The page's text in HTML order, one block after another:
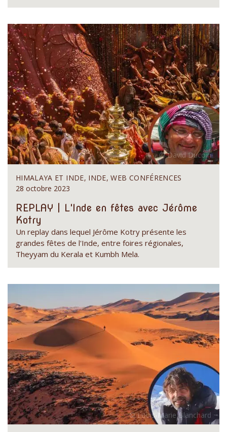
HIMALAYA ET INDE, INDE, WEB CONFÉRENCES
28 octobre 2023
REPLAY | L'Inde en fêtes avec Jérôme
Kotry
Un replay dans lequel Jérôme Kotry présente les
grandes fêtes de l'Inde, entre foires régionales,
Theyyam du Kerala et Kumbh Mela.